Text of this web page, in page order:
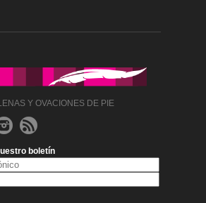
Y OVACIONES DE PIE
boletín